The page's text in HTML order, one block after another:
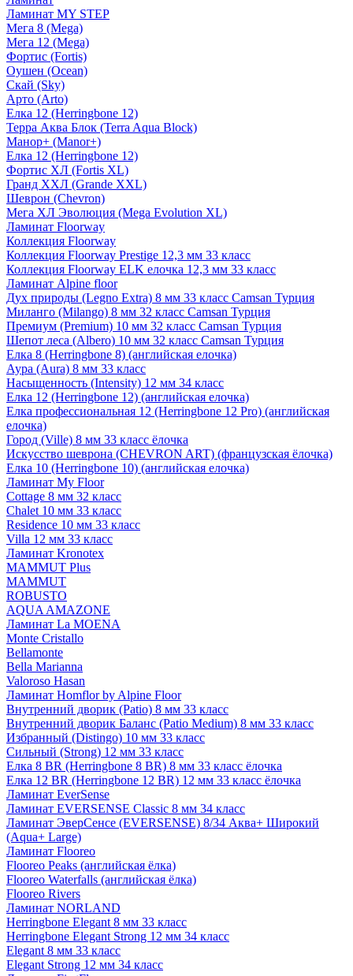
Ламинат MY STEP
Мега 8 (Mega)
Мега 12 (Mega)
Фортис (Fortis)
Оушен (Ocean)
Скай (Sky)
Арто (Arto)
Елка 12 (Herringbone 12)
Терра Аква Блок (Terra Aqua Block)
Манор+ (Manor+)
Елка 12 (Herringbone 12)
Фортис ХЛ (Fortis XL)
Гранд ХХЛ (Grande XXL)
Шеврон (Chevron)
Мега ХЛ Эволюция (Mega Evolution XL)
Ламинат Floorway
Коллекция Floorway
Коллекция Floorway Prestige 12,3 мм 33 класс
Коллекция Floorway ELK елочка 12,3 мм 33 класс
Ламинат Alpine floor
Дух природы (Legno Extra) 8 мм 33 класс Camsan Турция
Миланго (Milango) 8 мм 32 класс Camsan Турция
Премиум (Premium) 10 мм 32 класс Camsan Турция
Шепот леса (Albero) 10 мм 32 класс Camsan Турция
Елка 8 (Herringbone 8) (английская елочка)
Аура (Aura) 8 мм 33 класс
Насыщенность (Intensity) 12 мм 34 класс
Елка 12 (Herringbone 12) (английская елочка)
Елка профессиональная 12 (Herringbone 12 Pro) (английская
елочка)
Город (Ville) 8 мм 33 класс ёлочка
Искусство шеврона (CHEVRON ART) (французская ёлочка)
Елка 10 (Herringbone 10) (английская елочка)
Ламинат My Floor
Cottage 8 мм 32 класс
Chalet 10 мм 33 класс
Residence 10 мм 33 класс
Villa 12 мм 33 класс
Ламинат Kronotex
MAMMUT Plus
MAMMUT
ROBUSTO
AQUA AMAZONE
Ламинат La MOENA
Monte Cristallo
Bellamonte
Bella Marianna
Valoroso Hasan
Ламинат Homflor by Alpine Floor
Внутренний дворик (Patio) 8 мм 33 класс
Внутренний дворик Баланс (Patio Medium) 8 мм 33 класс
Избранный (Distingo) 10 мм 33 класс
Сильный (Strong) 12 мм 33 класс
Елка 8 BR (Herringbone 8 BR) 8 мм 33 класс ёлочка
Елка 12 BR (Herringbone 12 BR) 12 мм 33 класс ёлочка
Ламинат EverSense
Ламинат EVERSENSE Classic 8 мм 34 класс
Ламинат ЭверСенсе (EVERSENSE) 8/34 Аква+ Широкий
(Aqua+ Large)
Ламинат Flooreo
Flooreo Peaks (английская ёлка)
Flooreo Waterfalls (английская ёлка)
Flooreo Rivers
Ламинат NORLAND
Herringbone Elegant 8 мм 33 класс
Herringbone Elegant Strong 12 мм 34 класс
Elegant 8 мм 33 класс
Elegant Strong 12 мм 34 класс